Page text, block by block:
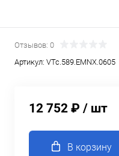
Отзывов: 0
Артикул: VTc.589.EMNX.0605
12 752 ₽ / шт
В корзину